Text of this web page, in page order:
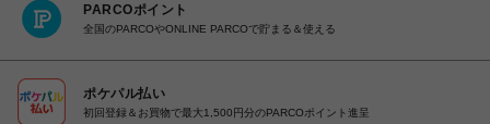
PARCOポイント
全国のPARCOやONLINE PARCOで貯まる＆使える
ポケパル払い
初回登録＆お買物で最大1,500円分のPARCOポイント進呈